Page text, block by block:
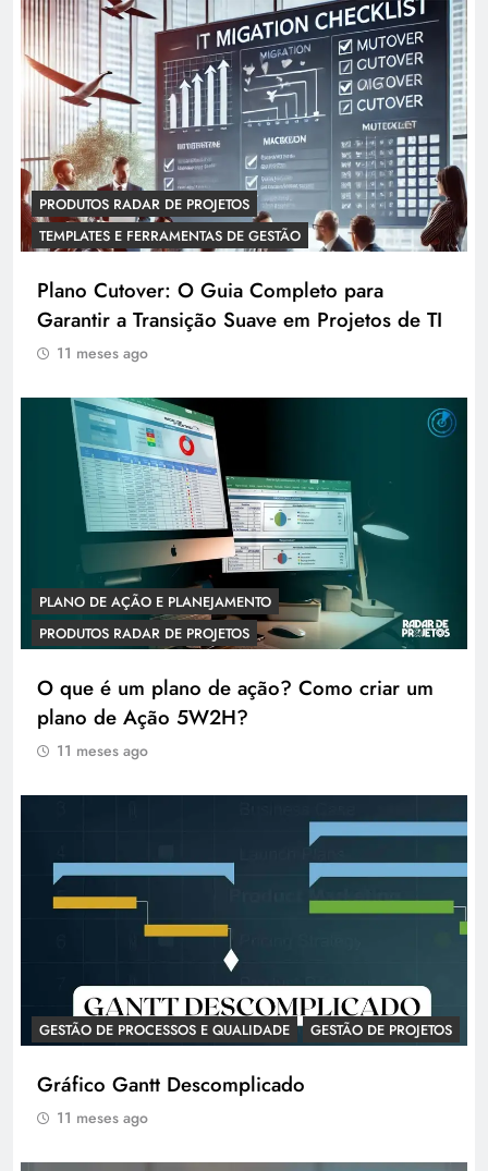
PRODUTOS RADAR DE PROJETOS
TEMPLATES E FERRAMENTAS DE GESTÃO
Plano Cutover: O Guia Completo para
Garantir a Transição Suave em Projetos de TI
11 meses ago
PLANO DE AÇÃO E PLANEJAMENTO
PRODUTOS RADAR DE PROJETOS
O que é um plano de ação? Como criar um
plano de Ação 5W2H?
11 meses ago
GESTÃO DE PROCESSOS E QUALIDADE GESTÃO DE PROJETOS
Gráfico Gantt Descomplicado
11 meses ago